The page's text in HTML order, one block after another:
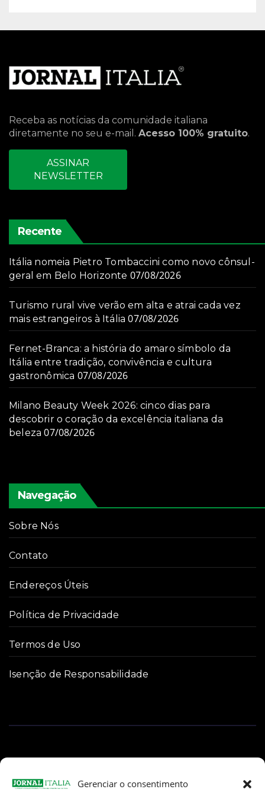
Gerenciar o consentimento
Receba as notícias da comunidade italiana
diretamente no seu e-mail. Acesso 100% gratuito.
ASSINAR
NEWSLETTER
Recente
Itália nomeia Pietro Tombaccini como novo cônsul-
geral em Belo Horizonte 07/08/2026
Turismo rural vive verão em alta e atrai cada vez
mais estrangeiros à Itália 07/08/2026
Fernet-Branca: a história do amaro símbolo da
Itália entre tradição, convivência e cultura
gastronômica 07/08/2026
Milano Beauty Week 2026: cinco dias para
descobrir o coração da excelência italiana da
beleza 07/08/2026
Navegação
Sobre Nós
Contato
Endereços Úteis
Política de Privacidade
Termos de Uso
Isenção de Responsabilidade